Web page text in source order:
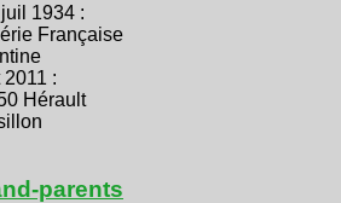
1934 :
Française
:
Hérault
parents